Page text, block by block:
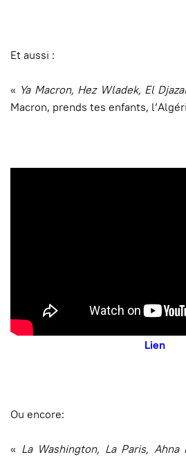
Et aussi :
« Ya Macron, Hez Wladek, El
Macron, prends tes enfants,
Lien
Ou encore:
« La Washington, La Paris, Ahna